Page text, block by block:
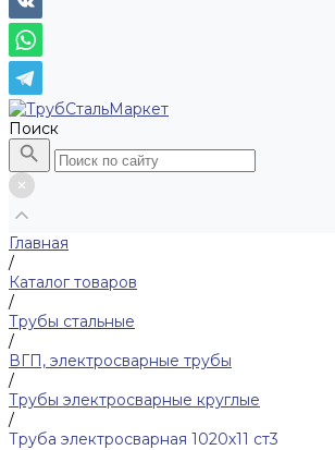
Поиск
Главная
/
Каталог товаров
/
Трубы стальные
/
ВГП, электросварные трубы
/
Трубы электросварные круглые
/
Труба электросварная 1020х11 ст3